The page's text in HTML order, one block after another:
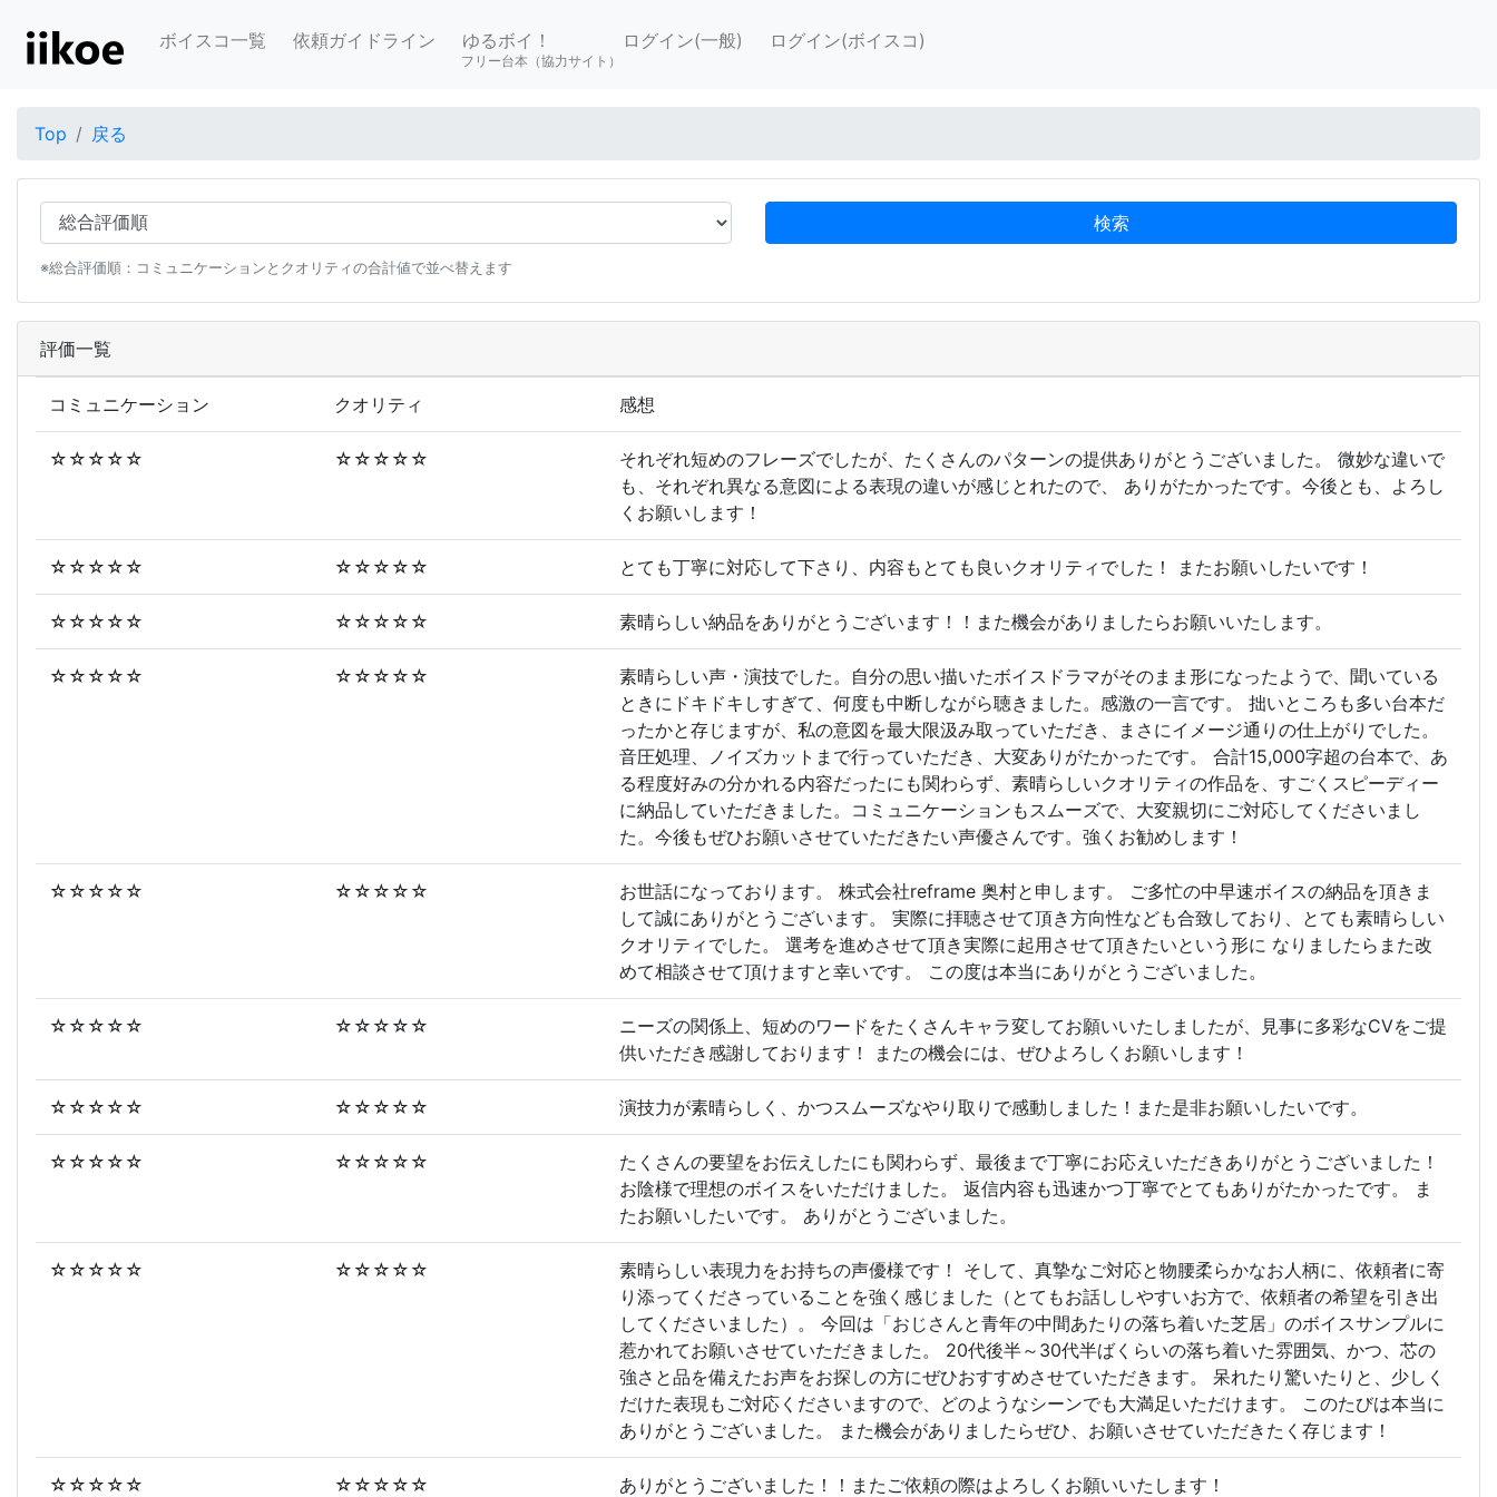
ボイスコ一覧 依頼ガイドライン ゆるボイ！
フリー台本（協力サイト）
ログイン(一般) ログイン(ボイスコ)
Top 戻る
※総合評価順：コミュニケーションとクオリティの合計値で並べ替えます
評価一覧
コミュニケーション クオリティ 感想
☆☆☆☆☆ ☆☆☆☆☆
それぞれ短めのフレーズでしたが、たくさんのパターンの提供ありがとうございました。 微妙な違いで
も、それぞれ異なる意図による表現の違いが感じとれたので、 ありがたかったです。今後とも、よろし
くお願いします！
☆☆☆☆☆ ☆☆☆☆☆ とても丁寧に対応して下さり、内容もとても良いクオリティでした！ またお願いしたいです！
☆☆☆☆☆ ☆☆☆☆☆ 素晴らしい納品をありがとうございます！！また機会がありましたらお願いいたします。
☆☆☆☆☆ ☆☆☆☆☆
素晴らしい声・演技でした。自分の思い描いたボイスドラマがそのまま形になったようで、聞いている
ときにドキドキしすぎて、何度も中断しながら聴きました。感激の一言です。 拙いところも多い台本だ
ったかと存じますが、私の意図を最大限汲み取っていただき、まさにイメージ通りの仕上がりでした。
音圧処理、ノイズカットまで行っていただき、大変ありがたかったです。 合計15,000字超の台本で、あ
る程度好みの分かれる内容だったにも関わらず、素晴らしいクオリティの作品を、すごくスピーディー
に納品していただきました。コミュニケーションもスムーズで、大変親切にご対応してくださいまし
た。今後もぜひお願いさせていただきたい声優さんです。強くお勧めします！
☆☆☆☆☆ ☆☆☆☆☆
お世話になっております。 株式会社reframe 奥村と申します。 ご多忙の中早速ボイスの納品を頂きま
して誠にありがとうございます。 実際に拝聴させて頂き方向性なども合致しており、とても素晴らしい
クオリティでした。 選考を進めさせて頂き実際に起用させて頂きたいという形に なりましたらまた改
めて相談させて頂けますと幸いです。 この度は本当にありがとうございました。
☆☆☆☆☆ ☆☆☆☆☆
ニーズの関係上、短めのワードをたくさんキャラ変してお願いいたしましたが、見事に多彩なCVをご提
供いただき感謝しております！ またの機会には、ぜひよろしくお願いします！
☆☆☆☆☆ ☆☆☆☆☆ 演技力が素晴らしく、かつスムーズなやり取りで感動しました！また是非お願いしたいです。
☆☆☆☆☆ ☆☆☆☆☆
たくさんの要望をお伝えしたにも関わらず、最後まで丁寧にお応えいただきありがとうございました！
お陰様で理想のボイスをいただけました。 返信内容も迅速かつ丁寧でとてもありがたかったです。 ま
たお願いしたいです。 ありがとうございました。
☆☆☆☆☆ ☆☆☆☆☆
素晴らしい表現力をお持ちの声優様です！ そして、真摯なご対応と物腰柔らかなお人柄に、依頼者に寄
り添ってくださっていることを強く感じました（とてもお話ししやすいお方で、依頼者の希望を引き出
してくださいました）。 今回は「おじさんと青年の中間あたりの落ち着いた芝居」のボイスサンプルに
惹かれてお願いさせていただきました。 20代後半～30代半ばくらいの落ち着いた雰囲気、かつ、芯の
強さと品を備えたお声をお探しの方にぜひおすすめさせていただきます。 呆れたり驚いたりと、少しく
だけた表現もご対応くださいますので、どのようなシーンでも大満足いただけます。 このたびは本当に
ありがとうございました。 また機会がありましたらぜひ、お願いさせていただきたく存じます！
☆☆☆☆☆ ☆☆☆☆☆ ありがとうございました！！またご依頼の際はよろしくお願いいたします！